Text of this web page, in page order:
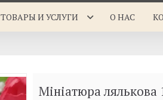
ТОВАРЫ И УСЛУГИ О НАС
Мініатюра лялькова